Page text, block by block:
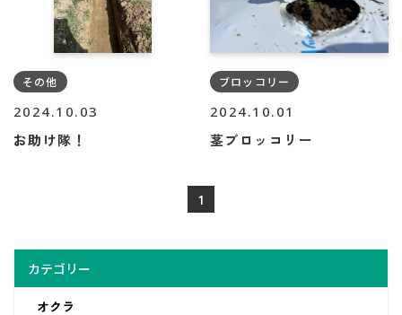
カテゴリー
オクラ
その他
2024.10.03
お助け隊！
ブロッコリー
2024.10.01
茎ブロッコリー
1